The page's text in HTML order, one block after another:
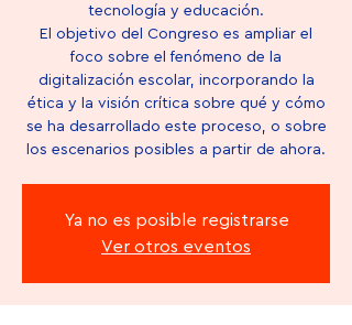
tecnología y educación.
El objetivo del Congreso es ampliar el
foco sobre el fenómeno de la
digitalización escolar, incorporando la
ética y la visión crítica sobre qué y cómo
se ha desarrollado este proceso, o sobre
los escenarios posibles a partir de ahora.
Ya no es posible registrarse
Ver otros eventos